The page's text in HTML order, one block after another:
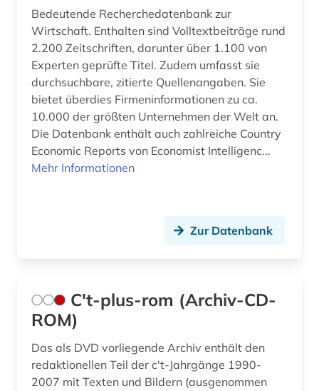
mathematische statistik (1)
medizin (4)
medizinische technik (1)
meereskunde (2)
meßtechnik (2)
migration (1)
mikrocontroller (1)
mikrosystemtechnik (1)
Bedeutende Recherchedatenbank zur
Wirtschaft. Enthalten sind Volltextbeiträge rund
2.200 Zeitschriften, darunter über 1.100 von
Experten geprüfte Titel. Zudem umfasst sie
durchsuchbare, zitierte Quellenangaben. Sie
bietet überdies Firmeninformationen zu ca.
10.000 der größten Unternehmen der Welt an.
Die Datenbank enthält auch zahlreiche Country
Economic Reports von Economist Intelligenc...
Mehr Informationen
Zur Datenbank
C't-plus-rom (Archiv-CD-
ROM)
Das als DVD vorliegende Archiv enthält den
redaktionellen Teil der c't-Jahrgänge 1990-
2007 mit Texten und Bildern (ausgenommen